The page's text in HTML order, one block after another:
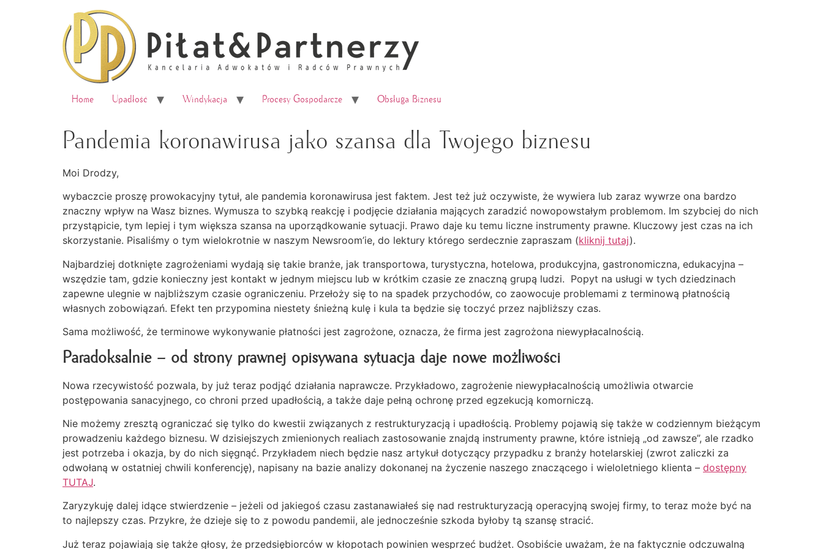
Home Upadłość Windykacja Procesy Gospodarcze Obsługa Biznesu
Pandemia koronawirusa jako szansa dla Twojego biznesu
Moi Drodzy,
wybaczcie proszę prowokacyjny tytuł, ale pandemia koronawirusa jest faktem. Jest też już oczywiste, że wywiera lub zaraz wywrze ona bardzo
znaczny wpływ na Wasz biznes. Wymusza to szybką reakcję i podjęcie działania mających zaradzić nowopowstałym problemom. Im szybciej do nich
przystąpicie, tym lepiej i tym większa szansa na uporządkowanie sytuacji. Prawo daje ku temu liczne instrumenty prawne. Kluczowy jest czas na ich
skorzystanie. Pisaliśmy o tym wielokrotnie w naszym Newsroom’ie, do lektury którego serdecznie zapraszam (kliknij tutaj).
Najbardziej dotknięte zagrożeniami wydają się takie branże, jak transportowa, turystyczna, hotelowa, produkcyjna, gastronomiczna, edukacyjna –
wszędzie tam, gdzie konieczny jest kontakt w jednym miejscu lub w krótkim czasie ze znaczną grupą ludzi. Popyt na usługi w tych dziedzinach
zapewne ulegnie w najbliższym czasie ograniczeniu. Przełoży się to na spadek przychodów, co zaowocuje problemami z terminową płatnością
własnych zobowiązań. Efekt ten przypomina niestety śnieżną kulę i kula ta będzie się toczyć przez najbliższy czas.
Sama możliwość, że terminowe wykonywanie płatności jest zagrożone, oznacza, że firma jest zagrożona niewypłacalnością.
Paradoksalnie – od strony prawnej opisywana sytuacja daje nowe możliwości
Nowa rzecywistość pozwala, by już teraz podjąć działania naprawcze. Przykładowo, zagrożenie niewypłacalnością umożliwia otwarcie
postępowania sanacyjnego, co chroni przed upadłością, a także daje pełną ochronę przed egzekucją komorniczą.
Nie możemy zresztą ograniczać się tylko do kwestii związanych z restrukturyzacją i upadłością. Problemy pojawią się także w codziennym bieżącym
prowadzeniu każdego biznesu. W dzisiejszych zmienionych realiach zastosowanie znajdą instrumenty prawne, które istnieją „od zawsze”, ale rzadko
jest potrzeba i okazja, by do nich sięgnąć. Przykładem niech będzie nasz artykuł dotyczący przypadku z branży hotelarskiej (zwrot zaliczki za
odwołaną w ostatniej chwili konferencję), napisany na bazie analizy dokonanej na życzenie naszego znaczącego i wieloletniego klienta – dostępny
TUTAJ.
Zaryzykuję dalej idące stwierdzenie – jeżeli od jakiegoś czasu zastanawiałeś się nad restrukturyzacją operacyjną swojej firmy, to teraz może być na
to najlepszy czas. Przykre, że dzieje się to z powodu pandemii, ale jednocześnie szkoda byłoby tą szansę stracić.
Już teraz pojawiają się także głosy, że przedsiębiorców w kłopotach powinien wesprzeć budżet. Osobiście uważam, że na faktycznie odczuwalną